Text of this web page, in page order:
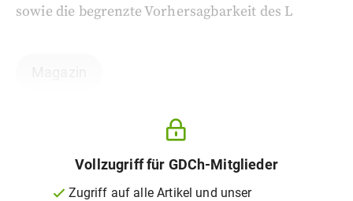
sowie die begrenzte Vorhersagbarkeit des L
Vollzugriff für GDCh-Mitglieder
Zugriff auf alle Artikel und unser